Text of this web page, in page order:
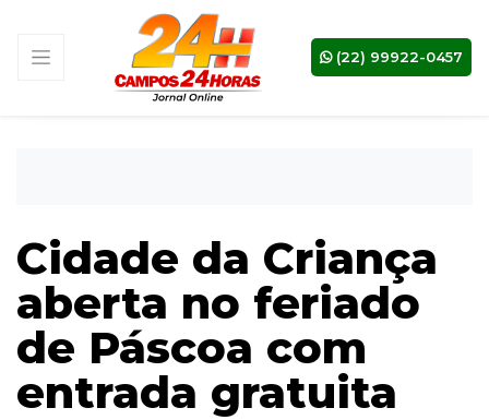
(22) 99922-0457
Cidade da Criança
aberta no feriado
de Páscoa com
entrada gratuita